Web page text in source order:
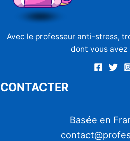
Avec le professeur anti-stress,
dont vous avez
CONTACTER
Basée en